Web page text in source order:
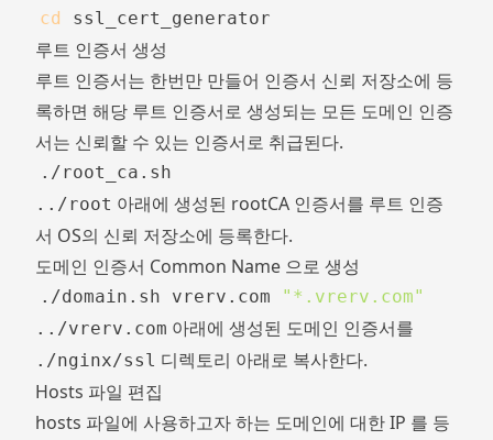
cd
루트 인증서 생성
루트 인증서는 한번만 만들어 인증서 신뢰 저장소에 등
록하면 해당 루트 인증서로 생성되는 모든 도메인 인증
서는 신뢰할 수 있는 인증서로 취급된다.
../root 아래에 생성된 rootCA 인증서를 루트 인증
서 OS의 신뢰 저장소에 등록한다.
도메인 인증서 Common Name 으로 생성
./domain.sh vrerv.com
"*.vrerv.com"
../vrerv.com 아래에 생성된 도메인 인증서를
./nginx/ssl 디렉토리 아래로 복사한다.
Hosts 파일 편집
hosts 파일에 사용하고자 하는 도메인에 대한 IP 를 등